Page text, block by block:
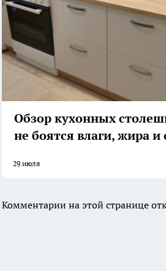
Обзор кухонных
не боятся влаги, жира и
29 июля
Комментарии на этой странице